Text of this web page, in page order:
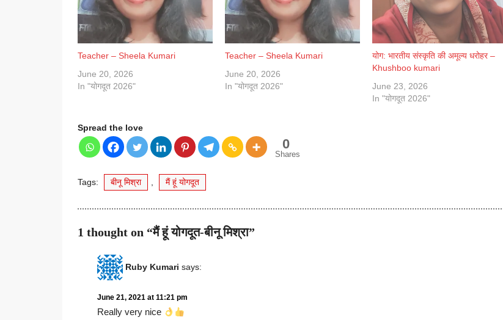
Teacher – Sheela Kumari
June 20, 2026
In "योगदूत 2026"
Teacher – Sheela Kumari
June 20, 2026
In "योगदूत 2026"
योग: भारतीय संस्कृति की अमूल्य धरोहर –
Khushboo kumari
June 23, 2026
In "योगदूत 2026"
Spread the love
0
Shares
Tags: बीनू मिश्रा , मैं हूं योगदूत
1 thought on “मैं हूं योगदूत-बीनू मिश्रा”
Ruby Kumari says:
June 21, 2021 at 11:21 pm
Really very nice